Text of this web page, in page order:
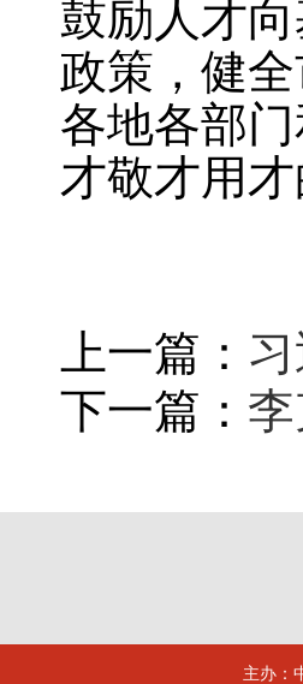
鼓励人才
政策，健
各地各部
才敬才用
上一篇：
下一篇：
主办：